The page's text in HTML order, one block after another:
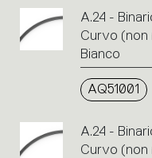
A.24 -
Curvo (non
Bianco
AQ51001
A.24 -
Curvo (non